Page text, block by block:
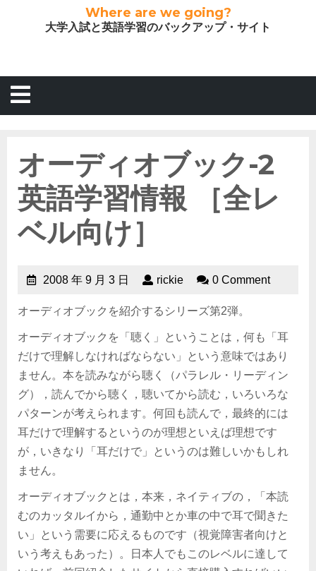
Where are we going?
大学入試と英語学習のバックアップ・サイト
オーディオブック-2
英語学習情報 ［全レ
ベル向け］
2008 年 9 月 3 日 rickie 0 Comment
オーディオブックを紹介するシリーズ第2弾。
オーディオブックを「聴く」ということは，何も「耳
だけで理解しなければならない」という意味ではあり
ません。本を読みながら聴く（パラレル・リーディン
グ），読んでから聴く，聴いてから読む，いろいろな
パターンが考えられます。何回も読んで，最終的には
耳だけで理解するというのが理想といえば理想です
が，いきなり「耳だけで」というのは難しいかもしれ
ません。
オーディオブックとは，本来，ネイティブの，「本読
むのカッタルイから，通勤中とか車の中で耳で聞きた
い」という需要に応えるものです（視覚障害者向けと
いう考えもあった）。日本人でもこのレベルに達して